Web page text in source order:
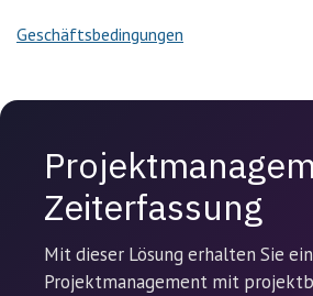
Geschäftsbedingungen
Zeiterfassung
Mit dieser Lösung erhalten Sie
Projektmanagement mit